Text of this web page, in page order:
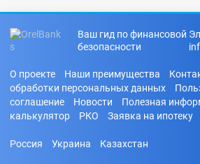
Ваш гид по финансовой
безопасности
О проекте Наши преимущества
обработки персональных данных
соглашение
Новости Полезная
калькулятор
РКО Заявка на ипотеку
Россия Украина Казахстан